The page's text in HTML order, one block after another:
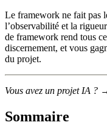
Le framework ne fait pas
l’observabilité et la
de framework rend tous
discernement, et vous
du projet.
Vous avez un projet IA ?
Sommaire